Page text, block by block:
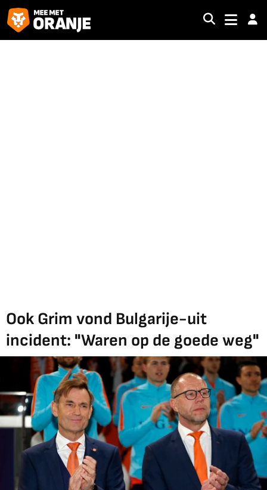
Ook Grim vond Bulgarije-uit
incident: "Waren op de goede weg"